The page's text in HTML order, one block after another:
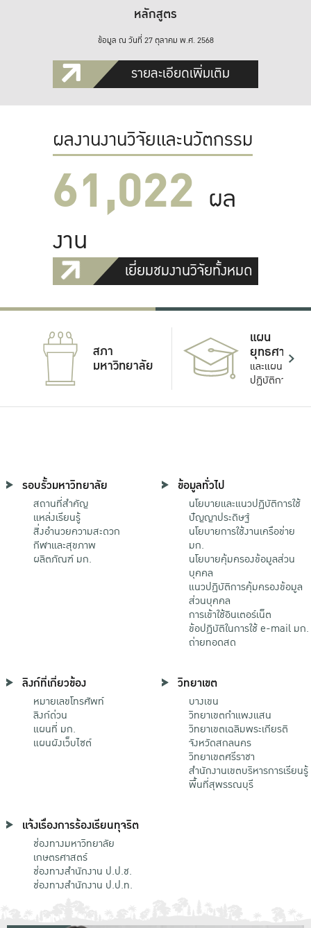
หลักสูตร
ข้อมูล ณ วันที่ 27 ตุลาคม พ.ศ. 2568
รายละเอียดเพิ่มเติม
ผลงานงานวิจัยและนวัตกรรม
61,022 ผล
งาน
เยี่ยมชมงานวิจัยทั้งหมด
สภา
มหาวิทยาลัย
แผน
ยุทธศาสตร์
และแผน
ปฏิบัติการ
รอบรั้วมหาวิทยาลัย
สถานที่สำคัญ
แหล่งเรียนรู้
สิ่งอำนวยความสะดวก
กีฬาและสุขภาพ
ผลิตภัณฑ์ มก.
ข้อมูลทั่วไป
นโยบายและแนวปฏิบัติการใช้
ปัญญาประดิษฐ์
นโยบายการใช้งานเครือข่าย
มก.
นโยบายคุ้มครองข้อมูลส่วน
บุคคล
แนวปฏิบัติการคุ้มครองข้อมูล
ส่วนบุคคล
การเข้าใช้อินเตอร์เน็ต
ข้อปฏิบัติในการใช้ e-mail มก.
ถ่ายทอดสด
ลิงก์ที่เกี่ยวข้อง
หมายเลขโทรศัพท์
ลิงก์ด่วน
แผนที่ มก.
แผนผังเว็บไซต์
วิทยาเขต
บางเขน
วิทยาเขตกําแพงแสน
วิทยาเขตเฉลิมพระเกียรติ
จังหวัดสกลนคร
วิทยาเขตศรีราชา
สำนักงานเขตบริหารการเรียนรู้
พื้นที่สุพรรณบุรี
แจ้งเรื่องการร้องเรียนทุจริต
ช่องทางมหาวิทยาลัย
เกษตรศาสตร์
ช่องทางสำนักงาน ป.ป.ช.
ช่องทางสำนักงาน ป.ป.ท.